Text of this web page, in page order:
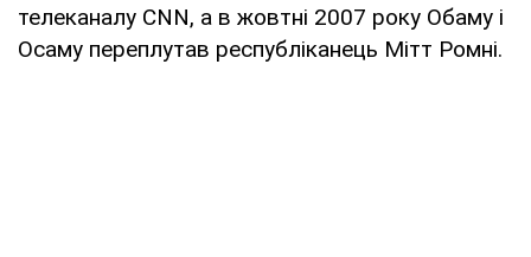
телеканалу CNN, а в жовтні 2007 року Обаму і
Осаму переплутав республіканець Мітт Ромні.